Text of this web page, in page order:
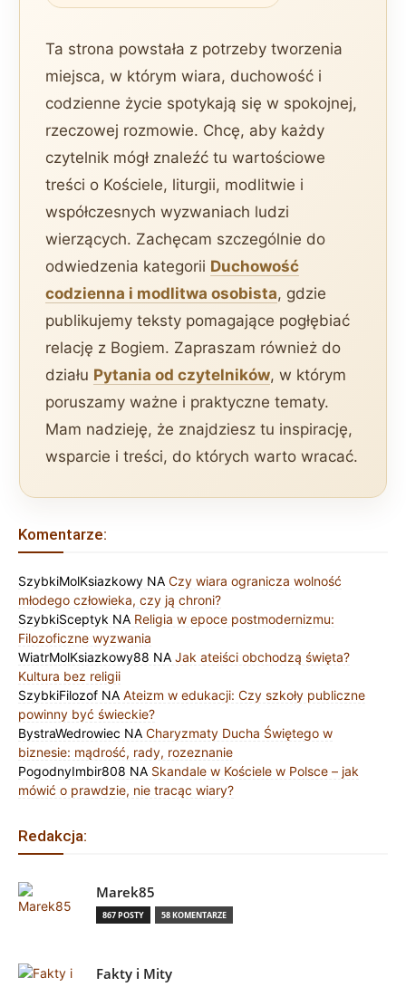
Ta strona powstała z potrzeby tworzenia
miejsca, w którym wiara, duchowość i
codzienne życie spotykają się w spokojnej,
rzeczowej rozmowie. Chcę, aby każdy
czytelnik mógł znaleźć tu wartościowe
treści o Kościele, liturgii, modlitwie i
współczesnych wyzwaniach ludzi
wierzących. Zachęcam szczególnie do
odwiedzenia kategorii Duchowość
codzienna i modlitwa osobista, gdzie
publikujemy teksty pomagające pogłębiać
relację z Bogiem. Zapraszam również do
działu Pytania od czytelników, w którym
poruszamy ważne i praktyczne tematy.
Mam nadzieję, że znajdziesz tu inspirację,
wsparcie i treści, do których warto wracać.
Komentarze:
SzybkiMolKsiazkowy NA Czy wiara ogranicza wolność
młodego człowieka, czy ją chroni?
SzybkiSceptyk NA Religia w epoce postmodernizmu:
Filozoficzne wyzwania
WiatrMolKsiazkowy88 NA Jak ateiści obchodzą święta?
Kultura bez religii
SzybkiFilozof NA Ateizm w edukacji: Czy szkoły publiczne
powinny być świeckie?
BystraWedrowiec NA Charyzmaty Ducha Świętego w
biznesie: mądrość, rady, rozeznanie
PogodnyImbir808 NA Skandale w Kościele w Polsce – jak
mówić o prawdzie, nie tracąc wiary?
Redakcja:
Marek85
867 POSTY 58 KOMENTARZE
Fakty i Mity